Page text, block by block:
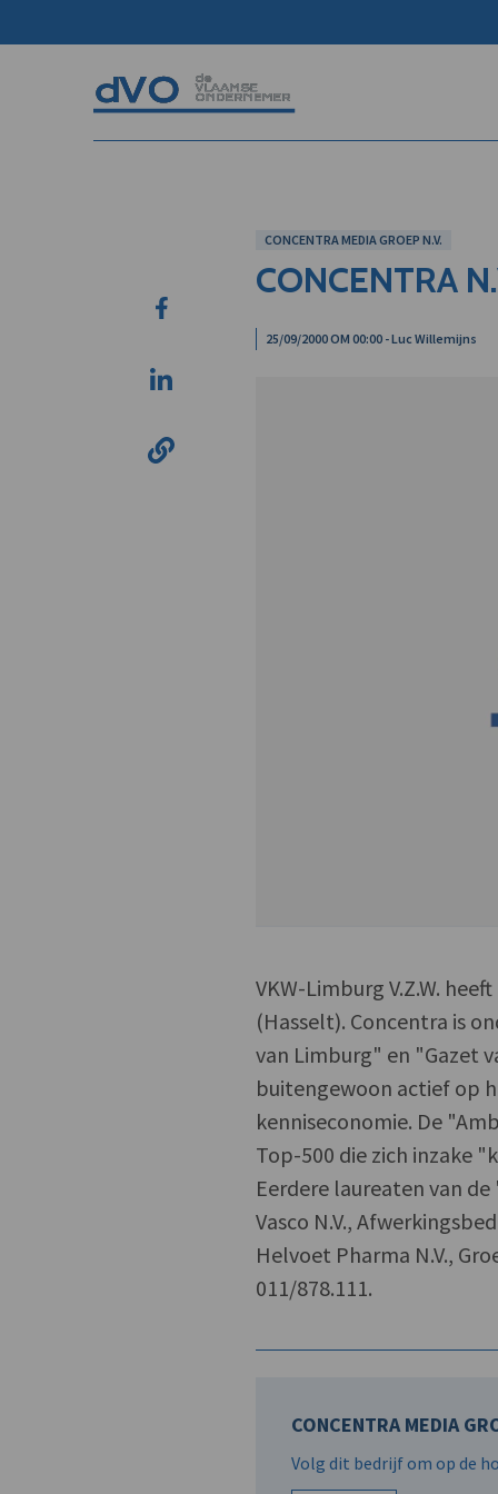
CONCENTRA MEDIA GROEP N.V.
CONCENTRA
25/09/2000 OM 00:00 - Luc Willemijns
VKW-Limburg V.Z.W.
(Hasselt). Concentra is
van Limburg" en "Gazet
buitengewoon actief op
kenniseconomie. De
Top-500 die zich inzake
Eerdere laureaten van
Vasco N.V.,
Helvoet Pharma N.V.,
011/878.111.
CONCENTRA MEDIA
Volg dit bedrijf om op de